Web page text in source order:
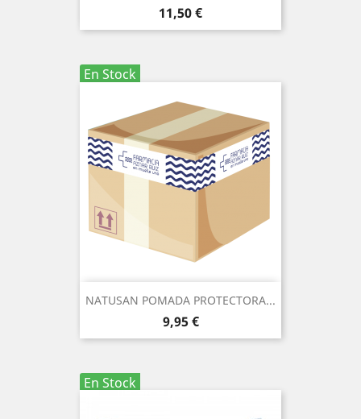
Precio
11,50 €
En Stock
NATUSAN POMADA PROTECTORA...
Precio
9,95 €
En Stock